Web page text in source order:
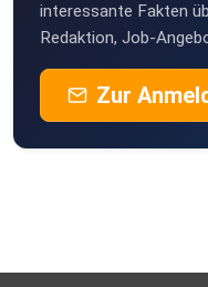
interessante Fakten
Redaktion, Job-
Zur